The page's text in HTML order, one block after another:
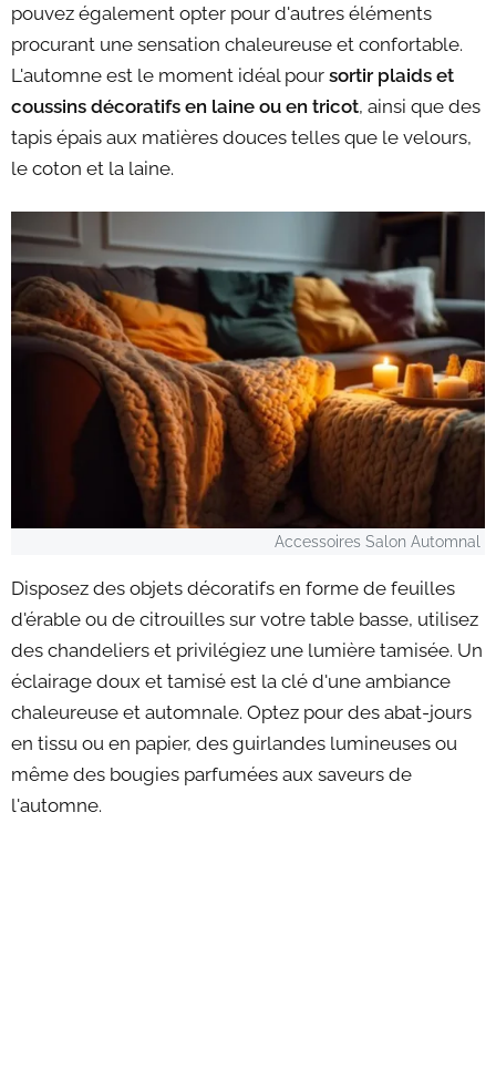
pouvez également opter pour d'autres éléments
procurant une sensation chaleureuse et confortable.
L'automne est le moment idéal pour sortir plaids et
coussins décoratifs en laine ou en tricot, ainsi que des
tapis épais aux matières douces telles que le velours,
le coton et la laine.
Accessoires Salon Automnal
Disposez des objets décoratifs en forme de feuilles
d'érable ou de citrouilles sur votre table basse, utilisez
des chandeliers et privilégiez une lumière tamisée. Un
éclairage doux et tamisé est la clé d'une ambiance
chaleureuse et automnale. Optez pour des abat-jours
en tissu ou en papier, des guirlandes lumineuses ou
même des bougies parfumées aux saveurs de
l'automne.